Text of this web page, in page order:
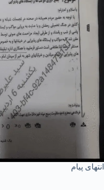
انتهای پیام